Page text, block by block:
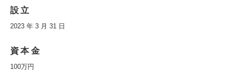
設立
2023 年 3 月 31 日
資本金
100万円